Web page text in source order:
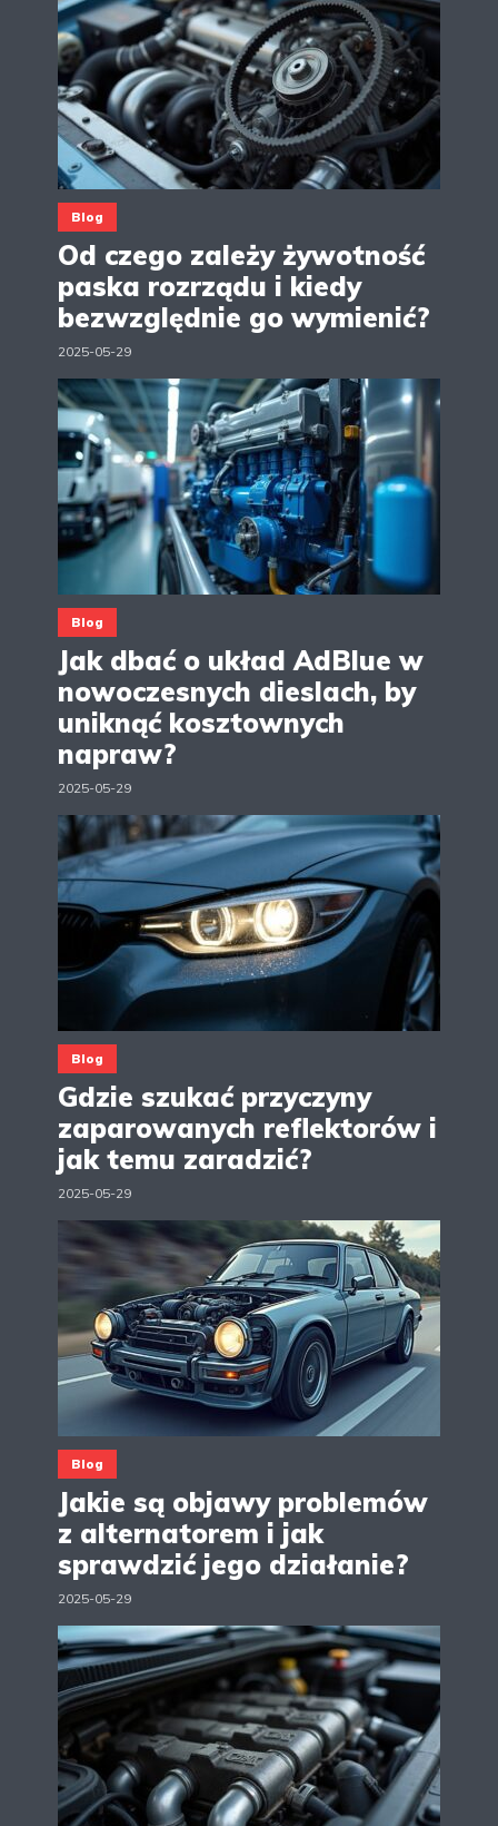
Blog
Od czego zależy żywotność
paska rozrządu i kiedy
bezwzględnie go wymienić?
2025-05-29
Blog
Jak dbać o układ AdBlue w
nowoczesnych dieslach, by
uniknąć kosztownych
napraw?
2025-05-29
Blog
Gdzie szukać przyczyny
zaparowanych reflektorów i
jak temu zaradzić?
2025-05-29
Blog
Jakie są objawy problemów
z alternatorem i jak
sprawdzić jego działanie?
2025-05-29